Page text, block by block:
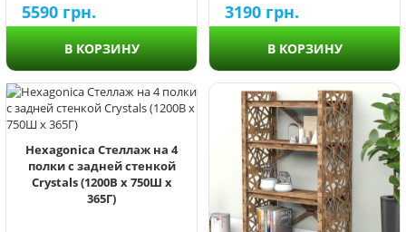
5590 грн.
В КОРЗИНУ
3190 грн.
В КОРЗИНУ
Hexagonica Стеллаж на 4
полки с задней стенкой
Crystals (1200В х 750Ш х
365Г)